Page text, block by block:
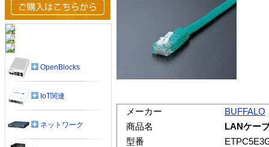
メーカー
BUFFALO
商品名
LANケー
型番
OpenBlocks
IoT関連
ネットワーク